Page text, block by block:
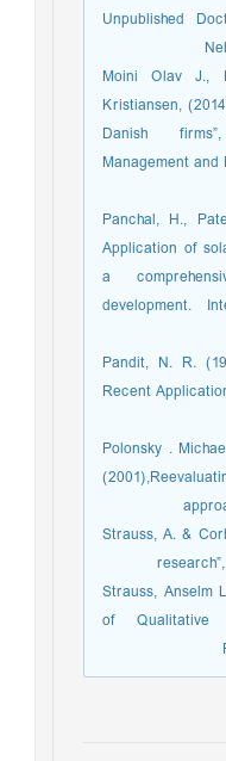
Unpublished
Moini Olav J.,
Kristiansen,
Danish
Management
Panchal, H.,
Application of
a
development.
Pandit, N. R.
Recent
Polonsky .
Strauss, A. &
Strauss,
of Qualitative